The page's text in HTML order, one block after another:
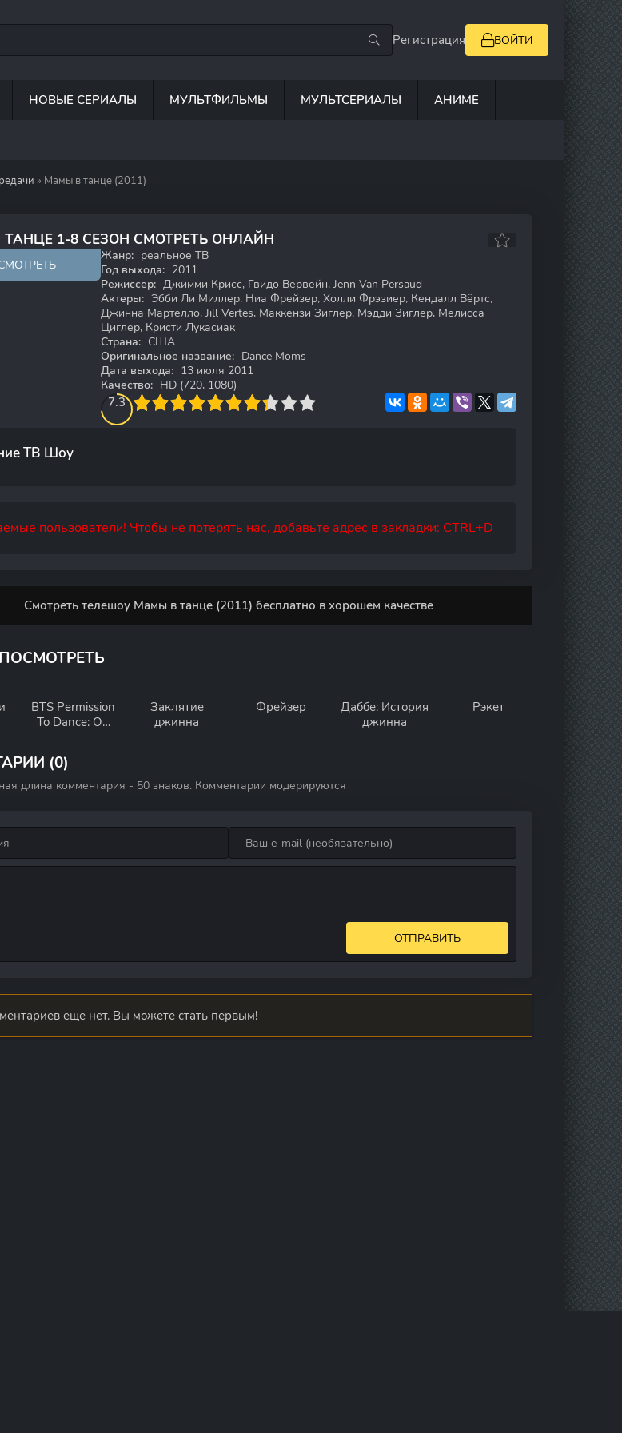
Регистрация ВОЙТИ
НОВЫЕ СЕРИАЛЫ МУЛЬТФИЛЬМЫ МУЛЬТСЕРИАЛЫ АНИМЕ
» Мамы в танце (2011)
1-8 СЕЗОН СМОТРЕТЬ ОНЛАЙН
4.7
Жанр: реальное ТВ
Год выхода: 2011
Режиссер: Джимми Крисс, Гвидо Вервейн, Jenn Van Persaud
Актеры: Эбби Ли Миллер, Ниа Фрейзер, Холли Фрэзиер, Кендалл Вёртс,
Джинна Мартелло, Jill Vertes, Маккензи Зиглер, Мэдди Зиглер, Мелисса
Циглер, Кристи Лукасиак
Страна: США
Оригинальное название: Dance Moms
Дата выхода: 13 июля 2011
Качество: HD (720, 1080)
7.3
4 5 6 7 8 9 10
ТВ Шоу
пользователи! Чтобы не потерять нас, добавьте адрес в закладки: CTRL+D
Смотреть телешоу Мамы в танце (2011) бесплатно в хорошем качестве
BTS Permission
To Dance: On
Заклятие
джинна
Фрейзер
Даббе: История
джинна
Рэкет
(0)
длина комментария - 50 знаков. Комментарии модерируются
ОТПРАВИТЬ
еще нет. Вы можете стать первым!